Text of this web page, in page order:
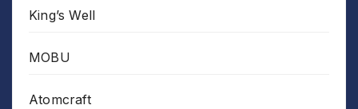
King’s Well
MOBU
Atomcraft